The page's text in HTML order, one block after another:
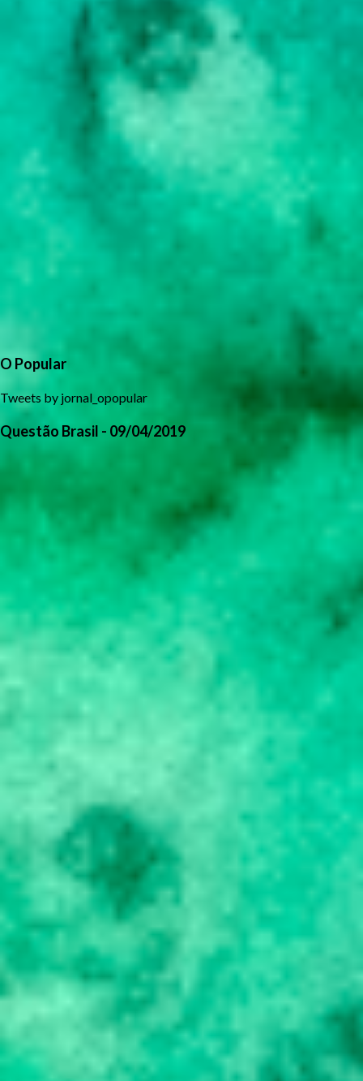
O Popular
Tweets by jornal_opopular
Questão Brasil - 09/04/2019